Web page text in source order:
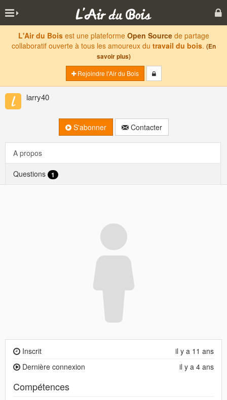
L'Air du Boisest une plateforme Open Sourcede partage
collaboratif ouverte à tous les amoureux du travail du bois. (En
savoir plus)
Rejoindre l'Air du Bois
larry40
S'abonner Contacter
A propos
Questions 1
il y a 11 ans
Inscrit
il y a 4 ans
Dernière connexion
Compétences